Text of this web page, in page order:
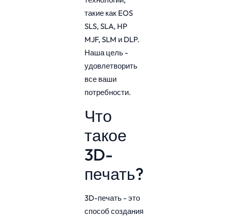
такие как EOS
SLS, SLA, HP
MJF, SLM и DLP.
Наша цель -
удовлетворить
все ваши
потребности.
Что
такое
3D-
печать?
3D-печать - это
способ создания